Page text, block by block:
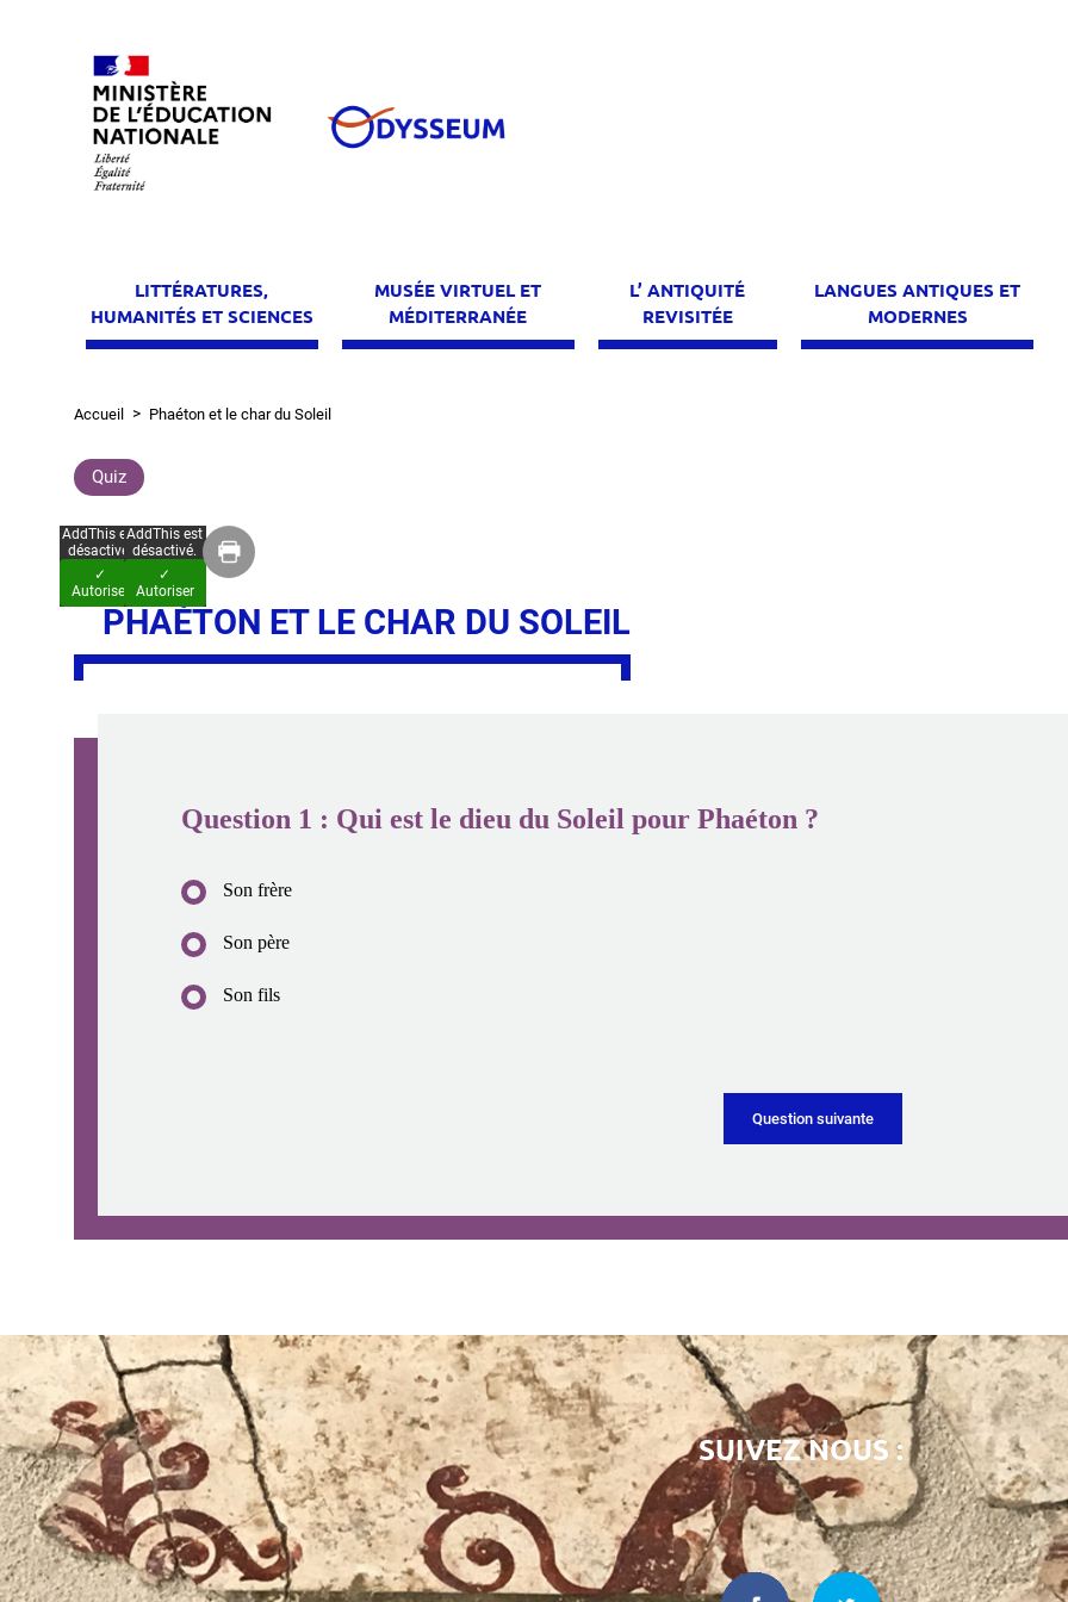
LITTÉRATURES,
HUMANITÉS ET SCIENCES
MUSÉE VIRTUEL ET
MÉDITERRANÉE
L’ ANTIQUITÉ
REVISITÉE
LANGUES ANTIQUES ET
MODERNES
Fil
d'Ariane
Accueil Phaéton et le char du Soleil
Quiz
AddThis est
désactivé.
✓
Autoriser
AddThis est
désactivé.
✓
Autoriser
PHAÉTON ET LE CHAR DU SOLEIL
Question 1 : Qui est le dieu du Soleil pour Phaéton ?
Son frère
Son père
Son fils
SUIVEZ NOUS :